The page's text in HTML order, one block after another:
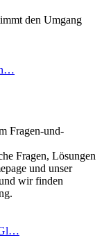
den Umgang
Fragen-und-
Fragen, Lösungen
und unser
wir finden
Gl…